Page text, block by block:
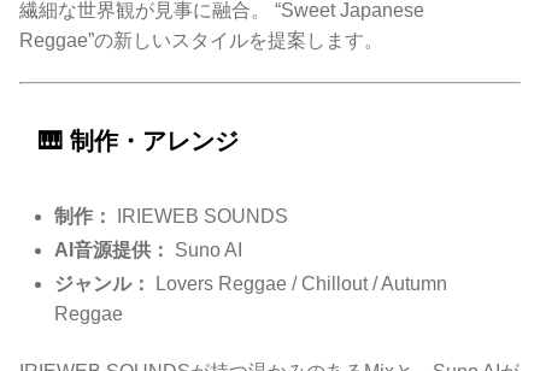
繊細な世界観が見事に融合。 “Sweet Japanese
Reggae”の新しいスタイルを提案します。
🎹 制作・アレンジ
制作：
IRIEWEB SOUNDS
AI音源提供：
Suno AI
ジャンル：
Lovers Reggae / Chillout / Autumn
Reggae